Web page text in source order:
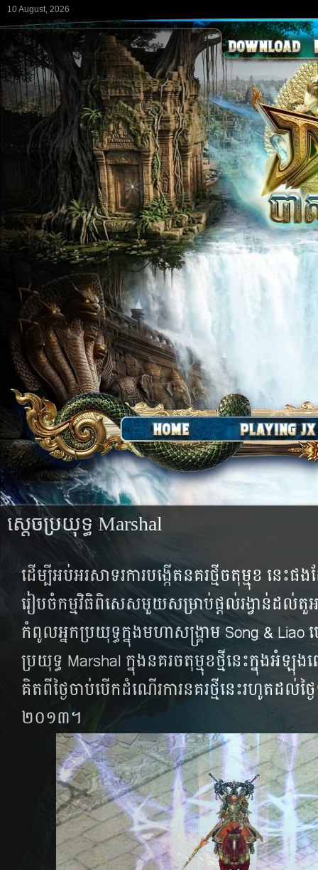
10 August, 2026
ស្តេចប្រយុទ្ធ​ Marshal
ដើម្បី​​អប់​អរ​សាទរ​ការ​បង្កើត​នគរ​ថ្មី​ចតុម្មុខ​ នេះផ
រៀប​ចំ​កម្ម​​​​​វិធិ​ពិសេស​មួយ​សម្រាប់​ផ្តល់​រង្វាន់​ដល់​តួ
កំពូល​​អ្នក​​ប្រយុទ្ធ​​​ក្នុង​មហា​សង្គ្រាម​ Song & Liao​
ប្រយុទ្ធ Marshal ក្នុង​​នគរ​ចតុម្មុខ​ថ្មី​នេះ​ក្នុង​​
គិត​​​ពី​​​ថ្ងៃ​​​ចាប់​​បើក​​ដំណើរ​​ការ​​នគរថ្មី​នេះ​​​រហូត​​​ដល់​​​ថ្ងៃ​​​
២០១៣។​